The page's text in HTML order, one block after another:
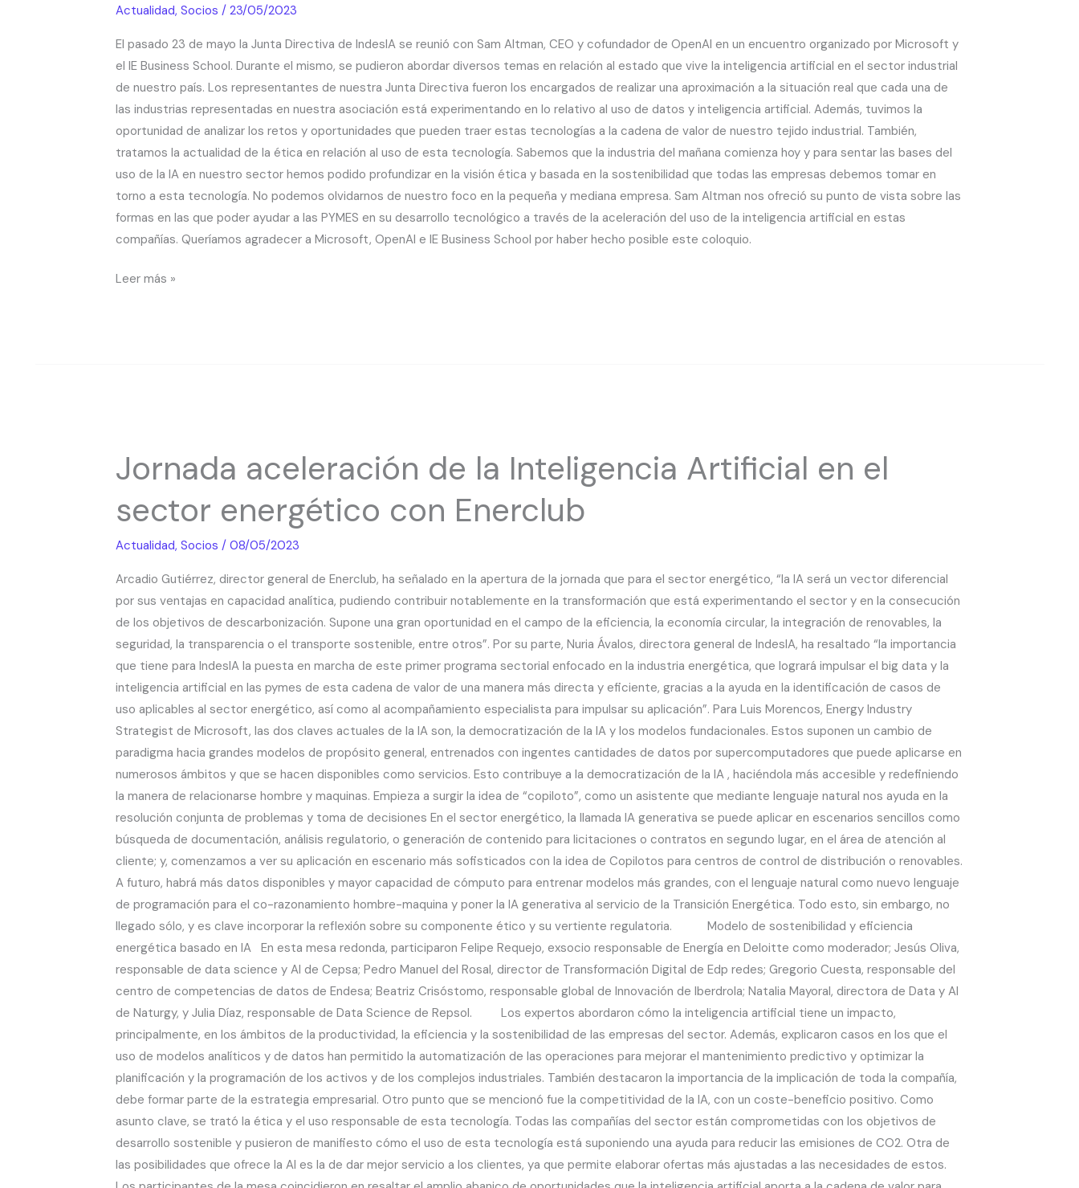
Actualidad, Socios / 23/05/2023
El pasado 23 de mayo la Junta Directiva de IndesIA se reunió con Sam Altman, CEO y cofundador de OpenAI en un encuentro organizado por Microsoft y
el IE Business School. Durante el mismo, se pudieron abordar diversos temas en relación al estado que vive la inteligencia artificial en el sector industrial
de nuestro país. Los representantes de nuestra Junta Directiva fueron los encargados de realizar una aproximación a la situación real que cada una de
las industrias representadas en nuestra asociación está experimentando en lo relativo al uso de datos y inteligencia artificial. Además, tuvimos la
oportunidad de analizar los retos y oportunidades que pueden traer estas tecnologías a la cadena de valor de nuestro tejido industrial. También,
tratamos la actualidad de la ética en relación al uso de esta tecnología. Sabemos que la industria del mañana comienza hoy y para sentar las bases del
uso de la IA en nuestro sector hemos podido profundizar en la visión ética y basada en la sostenibilidad que todas las empresas debemos tomar en
torno a esta tecnología. No podemos olvidarnos de nuestro foco en la pequeña y mediana empresa. Sam Altman nos ofreció su punto de vista sobre las
formas en las que poder ayudar a las PYMES en su desarrollo tecnológico a través de la aceleración del uso de la inteligencia artificial en estas
compañías. Queríamos agradecer a Microsoft, OpenAI e IE Business School por haber hecho posible este coloquio.
se
con
Leer más »
Jornada aceleración de la Inteligencia Artificial en el
sector energético con Enerclub
Actualidad, Socios / 08/05/2023
Arcadio Gutiérrez, director general de Enerclub, ha señalado en la apertura de la jornada que para el sector energético, “la IA será un vector diferencial
por sus ventajas en capacidad analítica, pudiendo contribuir notablemente en la transformación que está experimentando el sector y en la consecución
de los objetivos de descarbonización. Supone una gran oportunidad en el campo de la eficiencia, la economía circular, la integración de renovables, la
seguridad, la transparencia o el transporte sostenible, entre otros”. Por su parte, Nuria Ávalos, directora general de IndesIA, ha resaltado “la importancia
que tiene para IndesIA la puesta en marcha de este primer programa sectorial enfocado en la industria energética, que logrará impulsar el big data y la
inteligencia artificial en las pymes de esta cadena de valor de una manera más directa y eficiente, gracias a la ayuda en la identificación de casos de
uso aplicables al sector energético, así como al acompañamiento especialista para impulsar su aplicación”. Para Luis Morencos, Energy Industry
Strategist de Microsoft, las dos claves actuales de la IA son, la democratización de la IA y los modelos fundacionales. Estos suponen un cambio de
paradigma hacia grandes modelos de propósito general, entrenados con ingentes cantidades de datos por supercomputadores que puede aplicarse en
numerosos ámbitos y que se hacen disponibles como servicios. Esto contribuye a la democratización de la IA , haciéndola más accesible y redefiniendo
la manera de relacionarse hombre y maquinas. Empieza a surgir la idea de “copiloto”, como un asistente que mediante lenguaje natural nos ayuda en la
resolución conjunta de problemas y toma de decisiones En el sector energético, la llamada IA generativa se puede aplicar en escenarios sencillos como
búsqueda de documentación, análisis regulatorio, o generación de contenido para licitaciones o contratos en segundo lugar, en el área de atención al
cliente; y, comenzamos a ver su aplicación en escenario más sofisticados con la idea de Copilotos para centros de control de distribución o renovables.
A futuro, habrá más datos disponibles y mayor capacidad de cómputo para entrenar modelos más grandes, con el lenguaje natural como nuevo lenguaje
de programación para el co-razonamiento hombre-maquina y poner la IA generativa al servicio de la Transición Energética. Todo esto, sin embargo, no
llegado sólo, y es clave incorporar la reflexión sobre su componente ético y su vertiente regulatoria. Modelo de sostenibilidad y eficiencia
energética basado en IA En esta mesa redonda, participaron Felipe Requejo, exsocio responsable de Energía en Deloitte como moderador; Jesús Oliva,
responsable de data science y AI de Cepsa; Pedro Manuel del Rosal, director de Transformación Digital de Edp redes; Gregorio Cuesta, responsable del
centro de competencias de datos de Endesa; Beatriz Crisóstomo, responsable global de Innovación de Iberdrola; Natalia Mayoral, directora de Data y AI
de Naturgy, y Julia Díaz, responsable de Data Science de Repsol. Los expertos abordaron cómo la inteligencia artificial tiene un impacto,
principalmente, en los ámbitos de la productividad, la eficiencia y la sostenibilidad de las empresas del sector. Además, explicaron casos en los que el
uso de modelos analíticos y de datos han permitido la automatización de las operaciones para mejorar el mantenimiento predictivo y optimizar la
planificación y la programación de los activos y de los complejos industriales. También destacaron la importancia de la implicación de toda la compañía,
debe formar parte de la estrategia empresarial. Otro punto que se mencionó fue la competitividad de la IA, con un coste-beneficio positivo. Como
asunto clave, se trató la ética y el uso responsable de esta tecnología. Todas las compañías del sector están comprometidas con los objetivos de
desarrollo sostenible y pusieron de manifiesto cómo el uso de esta tecnología está suponiendo una ayuda para reducir las emisiones de CO2. Otra de
las posibilidades que ofrece la AI es la de dar mejor servicio a los clientes, ya que permite elaborar ofertas más ajustadas a las necesidades de estos.
aceleración
de
la
Inteligencia
Artificial
sector
energético
con
Enerclub